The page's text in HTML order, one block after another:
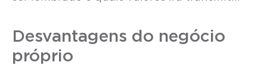
Desvantagens do negócio
próprio